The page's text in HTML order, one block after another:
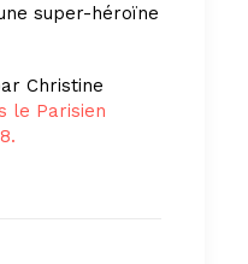
super-héroïne
Christine
le Parisien